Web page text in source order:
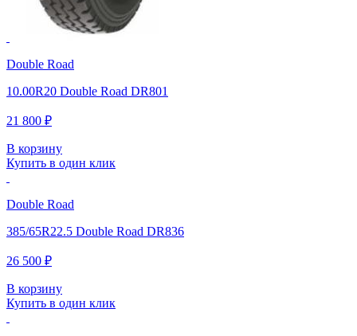
Double Road
10.00R20 Double Road DR801
21 800 ₽
В корзину
Купить в один клик
Double Road
385/65R22.5 Double Road DR836
26 500 ₽
В корзину
Купить в один клик